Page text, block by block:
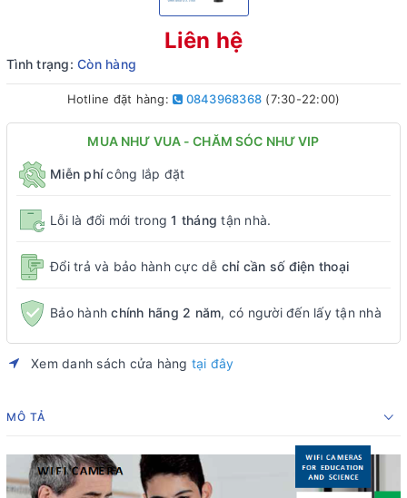
Liên hệ
Tình trạng: Còn hàng
Hotline đặt hàng: 0843968368 (7:30-22:00)
MUA NHƯ VUA - CHĂM SÓC NHƯ VIP
Miễn phícông lắp đặt
Lỗi là đổi mới trong1 tháng tận nhà.
Đổi trả và bảo hành cực dễ chỉ cần số điện thoại
Bảo hànhchính hãng 2 năm, có người đến lấy tận nhà
Xem danh sách cửa hàng tại đây
MÔ TẢ